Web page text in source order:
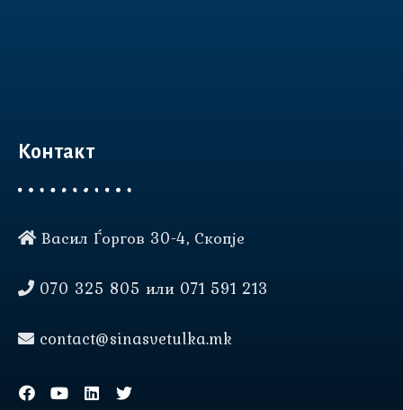
Контакт
Васил Ѓоргов 30-4, Скопје
070 325 805 или 071 591 213
contact@sinasvetulka.mk
колачиња (cookies) за да Ви